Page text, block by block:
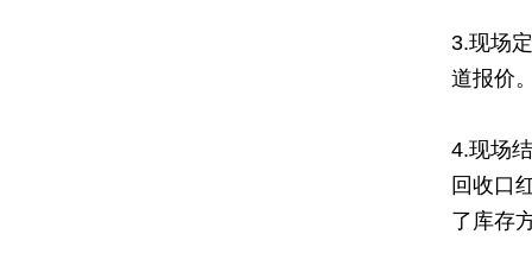
3.现场
道报价
4.现场
回收口
了库存